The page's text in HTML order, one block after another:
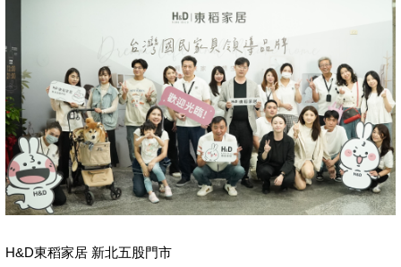
H&D東稻家居 新北五股門市